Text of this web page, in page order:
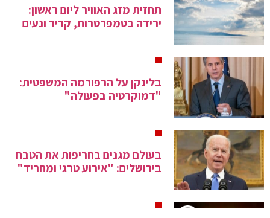
תחזית מזג האוויר ליום ראשון:
ירידה בטמפרטרות, קריר ונעים
בלינקן על הרפורמה המשפטית:
"דמוקרטיה בפעולה"
בעולם מגנים בחריפות את הטבח
בירושלים: "אירוע טרגי ומחריד"